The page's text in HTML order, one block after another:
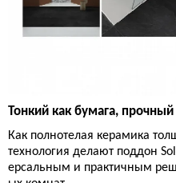
Тонкий как бумага,
Как полнотелая керамика
технология делают поддон
ерсальным и практичным